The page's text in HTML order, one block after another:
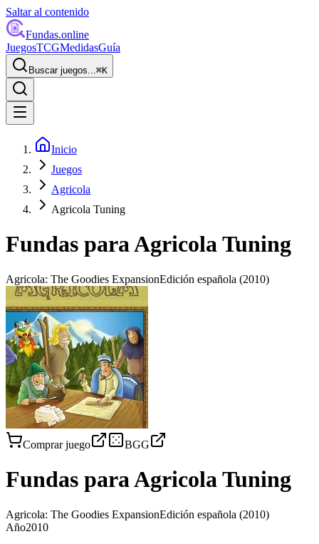
Saltar al contenido
Fundas.online
JuegosTCGMedidasGuía
Buscar juegos...⌘K
Inicio
Juegos
Agricola
Agricola Tuning
Fundas paraAgricola Tuning
Agricola: The Goodies ExpansionEdición española (2010)
Comprar juego BGG
Fundas paraAgricola Tuning
Agricola: The Goodies ExpansionEdición española (2010)
Año2010